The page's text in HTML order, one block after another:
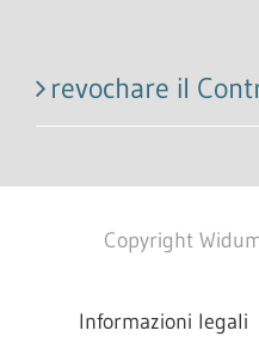
revochare il
Copyright
Informazioni legali